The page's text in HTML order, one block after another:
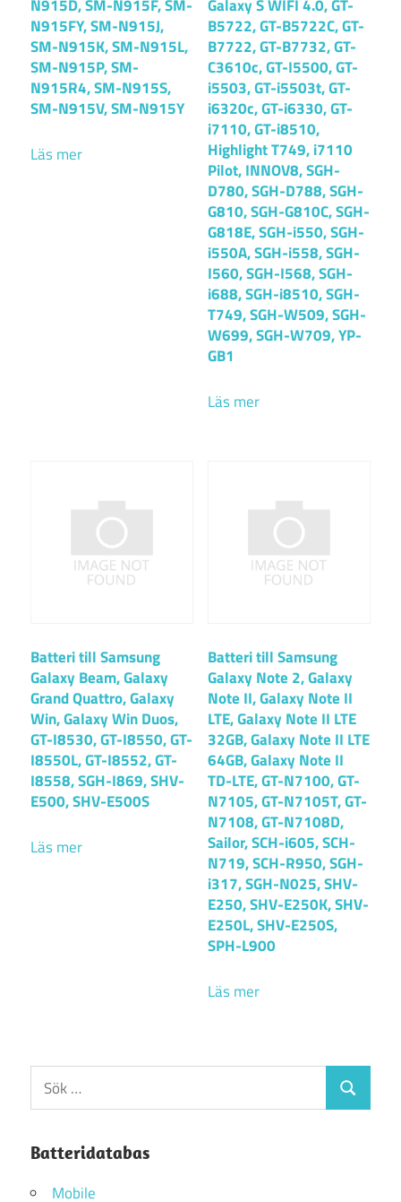
N915D, SM-N915F, SM-
N915FY, SM-N915J,
SM-N915K, SM-N915L,
SM-N915P, SM-
N915R4, SM-N915S,
SM-N915V, SM-N915Y
Läs mer
Galaxy S WIFI 4.0, GT-
B5722, GT-B5722C, GT-
B7722, GT-B7732, GT-
C3610c, GT-I5500, GT-
i5503, GT-i5503t, GT-
i6320c, GT-i6330, GT-
i7110, GT-i8510,
Highlight T749, i7110
Pilot, INNOV8, SGH-
D780, SGH-D788, SGH-
G810, SGH-G810C, SGH-
G818E, SGH-i550, SGH-
i550A, SGH-i558, SGH-
I560, SGH-I568, SGH-
i688, SGH-i8510, SGH-
T749, SGH-W509, SGH-
W699, SGH-W709, YP-
GB1
Läs mer
Batteri till Samsung
Galaxy Beam, Galaxy
Grand Quattro, Galaxy
Win, Galaxy Win Duos,
GT-I8530, GT-I8550, GT-
I8550L, GT-I8552, GT-
I8558, SGH-I869, SHV-
E500, SHV-E500S
Läs mer
Batteri till Samsung
Galaxy Note 2, Galaxy
Note II, Galaxy Note II
LTE, Galaxy Note II LTE
32GB, Galaxy Note II LTE
64GB, Galaxy Note II
TD-LTE, GT-N7100, GT-
N7105, GT-N7105T, GT-
N7108, GT-N7108D,
Sailor, SCH-i605, SCH-
N719, SCH-R950, SGH-
i317, SGH-N025, SHV-
E250, SHV-E250K, SHV-
E250L, SHV-E250S,
SPH-L900
Läs mer
Sök
efter:
Sök
Batteridatabas
Mobile